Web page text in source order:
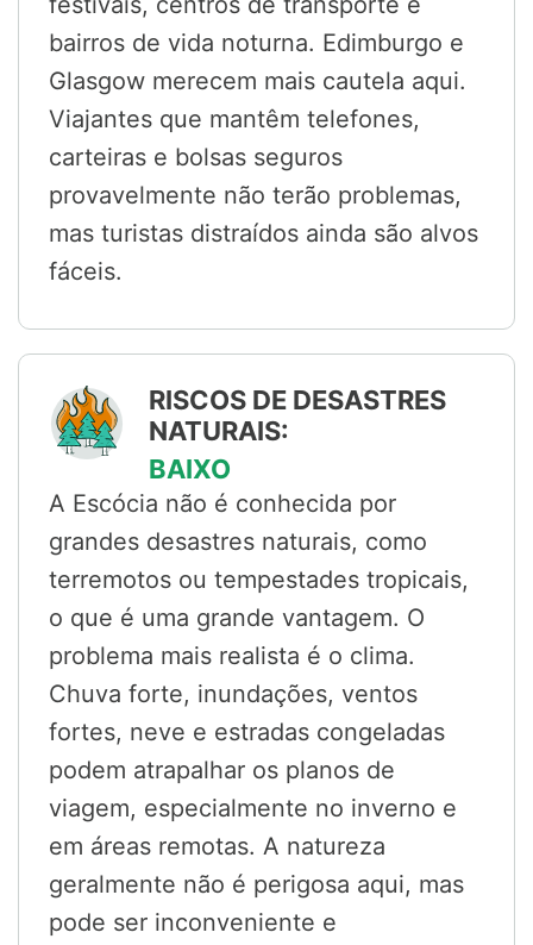
bairros de vida noturna. Edimburgo e
Glasgow merecem mais cautela aqui.
Viajantes que mantêm telefones,
carteiras e bolsas seguros
provavelmente não terão problemas,
mas turistas distraídos ainda são alvos
fáceis.
RISCOS DE DESASTRES
NATURAIS:
BAIXO
A Escócia não é conhecida por
grandes desastres naturais, como
terremotos ou tempestades tropicais,
o que é uma grande vantagem. O
problema mais realista é o clima.
Chuva forte, inundações, ventos
fortes, neve e estradas congeladas
podem atrapalhar os planos de
viagem, especialmente no inverno e
em áreas remotas. A natureza
geralmente não é perigosa aqui, mas
pode ser inconveniente e